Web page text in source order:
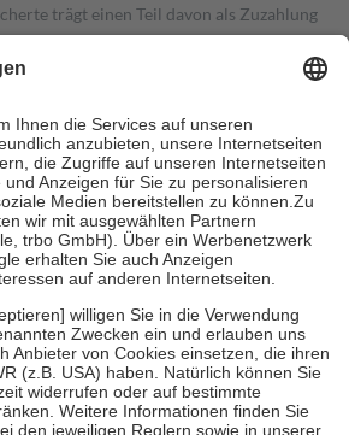
trägt einen Teil davon als Zuzahlung
Zuzahlungen in Höhe von zehn
sind jedoch nie mehr als die tatsächlichen
entrichten.
auch für Online-Apotheken.
Krankenpflege beträgt die
der Kosten sowie zehn Euro je
Versicherten für ihre eigene Gesundheit zu
Stellung der Familie zu unterstützen,
an bei:
bis zum vollendeten 18. Lebensjahr
und Früherkennung, die von der